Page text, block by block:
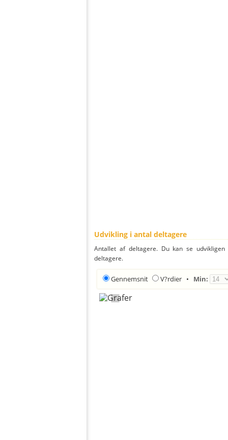
Udvikling i antal deltagere
Antallet af deltagere. Du kan se
deltagere.
Gennemsnit V?rdier • Min: